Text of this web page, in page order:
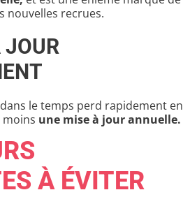
nouvelles recrues.
le temps perd rapidement en
moins une mise à jour annuelle.
À ÉVITER